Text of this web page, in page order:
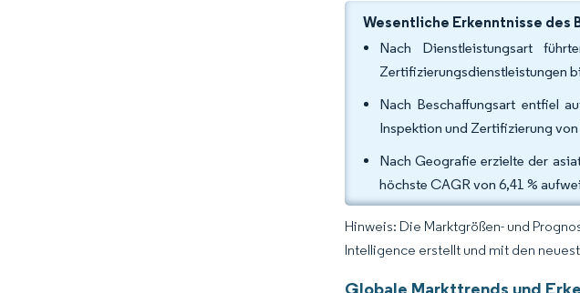
Wesentliche Erkenntnisse des
Nach Dienstleistungsart
Zertifizierungsdienstleistungen
Nach Beschaffungsart entfiel
Inspektion und Zertifizierung
Nach Geografie erzielte der
höchste CAGR von 6,41 %
Hinweis: Die Marktgrößen- und
Intelligence erstellt und mit den
Globale Markttrends und